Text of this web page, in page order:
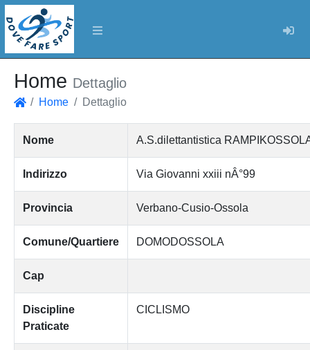
Home Dettaglio
Home Dettaglio
Nome A.S.dilettantistica
Indirizzo Via Giovanni xxiii nÂ°99
Provincia Verbano-Cusio-Ossola
Comune/Quartiere DOMODOSSOLA
Cap
Discipline
Praticate
CICLISMO